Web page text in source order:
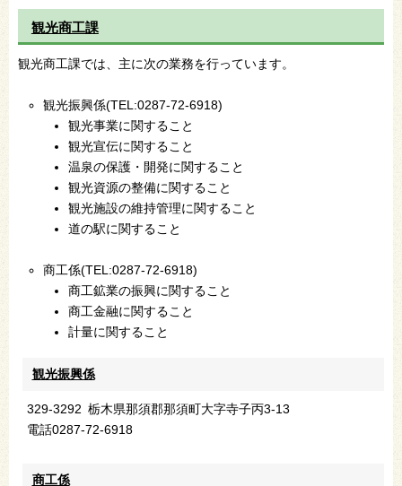
観光商工課
観光商工課では、主に次の業務を行っています。
観光振興係(TEL:0287-72-6918)
観光事業に関すること
観光宣伝に関すること
温泉の保護・開発に関すること
観光資源の整備に関すること
観光施設の維持管理に関すること
道の駅に関すること
商工係(TEL:0287-72-6918)
商工鉱業の振興に関すること
商工金融に関すること
計量に関すること
観光振興係
329-3292 栃木県那須郡那須町大字寺子丙3-13
電話0287-72-6918
商工係